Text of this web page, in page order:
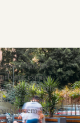
espaço
Rua Maria
cultural,
em SP"/>